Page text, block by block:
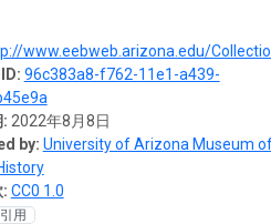
www.eebweb.arizona.edu/Collections/Birds/
96c383a8-f762-11e1-a439-
2022年8月8日
by: University of Arizona Museum
CC0 1.0
用